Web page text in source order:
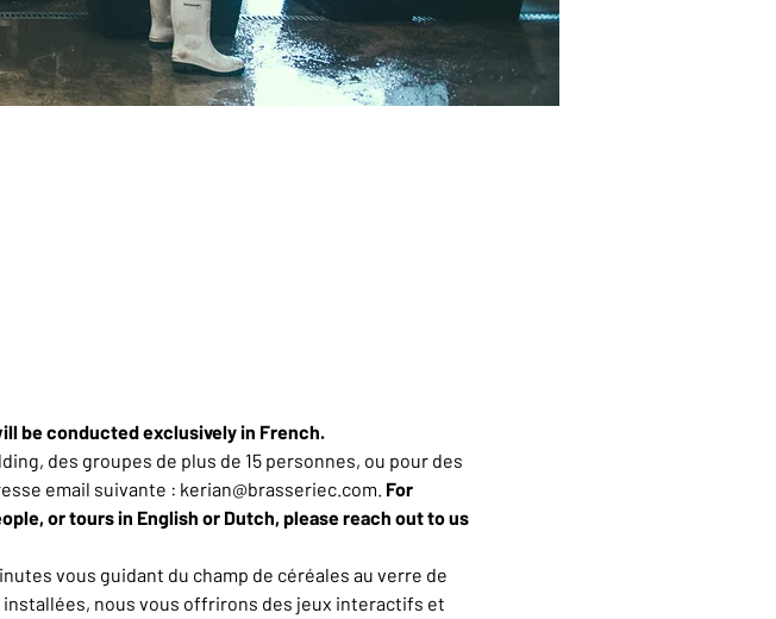
be conducted exclusively in French.
des groupes de plus de 15 personnes, ou pour des
email suivante : kerian@brasseriec.com. For
or tours in English or Dutch, please reach out to us
vous guidant du champ de céréales au verre de
nous vous offrirons des jeux interactifs et